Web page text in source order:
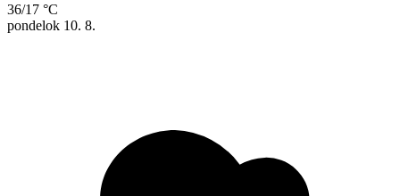
36/17 °C
pondelok 10. 8.